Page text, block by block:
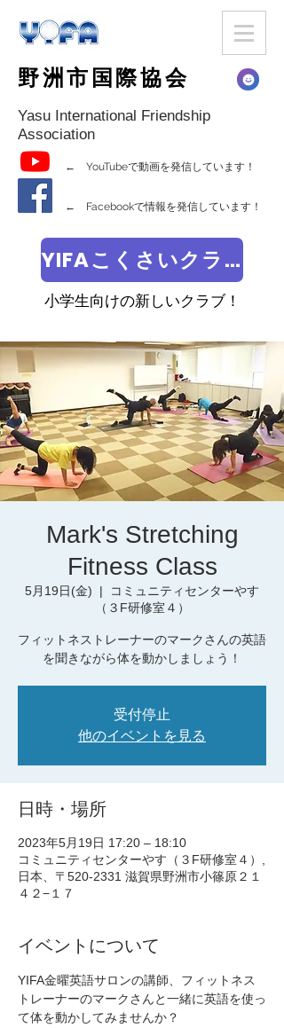
野洲市国際協会
Yasu International Friendship
Association
← YouTubeで動画を発信しています！
← Facebookで情報を発信しています！
YIFAこくさいクラブ
小学生向けの新しいクラブ！
Mark's Stretching
Fitness Class
5月19日(金)
  |
コミュニティセンターやす
（３F研修室４）
フィットネストレーナーのマークさんの英語
を聞きながら体を動かしましょう！
受付停止
他のイベントを見る
日時・場所
2023年5月19日 17:20 – 18:10
コミュニティセンターやす（３F研修室４）,
日本、〒520-2331 滋賀県野洲市小篠原２１
４２−１７
イベントについて
YIFA金曜英語サロンの講師、フィットネス
トレーナーのマークさんと一緒に英語を使っ
て体を動かしてみませんか？